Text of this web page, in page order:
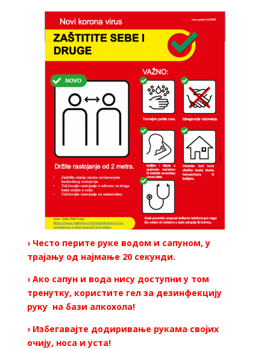
› Често перите руке водом и сапуном, у
трајању од најмање 20 секунди.
› Ако сапун и вода нису доступни у том
тренутку, користите гел за дезинфекцију
руку на бази алкохола!
› Избегавајте додиривање рукама својих
очију, носа и уста!